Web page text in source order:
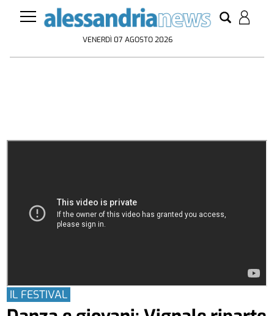
VENERDÌ 07 AGOSTO 2026
IL FESTIVAL